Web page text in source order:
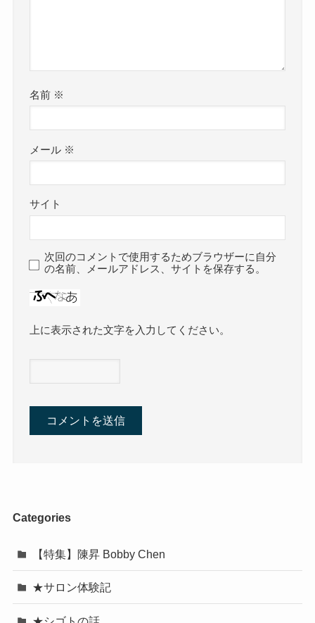
名前 ※
メール ※
サイト
次回のコメントで使用するためブラウザーに自分
の名前、メールアドレス、サイトを保存する。
上に表示された文字を入力してください。
Categories
【特集】陳昇 Bobby Chen
★サロン体験記